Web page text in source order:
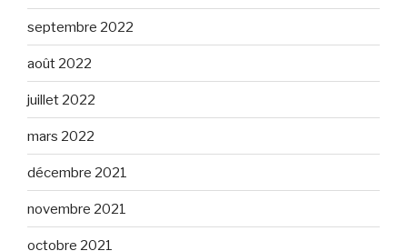
septembre 2022
août 2022
juillet 2022
mars 2022
décembre 2021
novembre 2021
octobre 2021